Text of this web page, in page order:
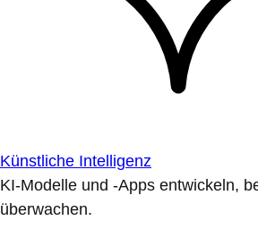
Künstliche Intelligenz
KI-Modelle und -Apps entwickeln,
überwachen.